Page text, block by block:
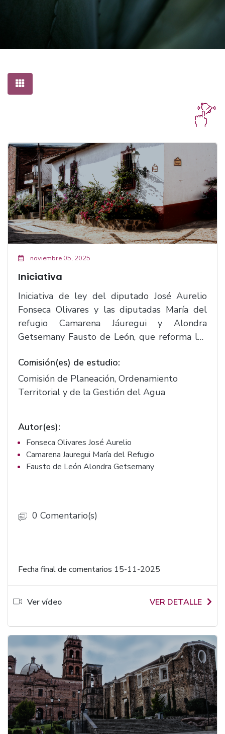
noviembre 05, 2025
Iniciativa
Iniciativa de ley del diputado José Aurelio
Fonseca Olivares y las diputadas María del
refugio Camarena Jáuregui y Alondra
Getsemany Fausto de León, que reforma los
101 bis de la Ley del Agua para el estado de
Jalisco y sus municipios, se reforma el artículo
37 de la Ley del Gobierno y la Administración
del estado de Jalisco. (F.3797)
Comisión(es) de estudio:
Comisión de Planeación, Ordenamiento
Territorial y de la Gestión del Agua
Autor(es):
Fonseca Olivares José Aurelio
Camarena Jauregui María del Refugio
Fausto de León Alondra Getsemany
0 Comentario(s)
Fecha final de comentarios 15-11-2025
Ver vídeo VER DETALLE